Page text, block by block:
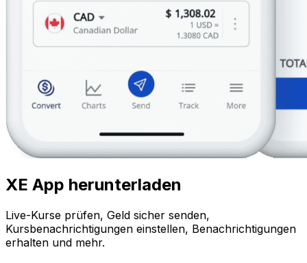
XE App herunterladen
Live-Kurse prüfen, Geld sicher senden,
Kursbenachrichtigungen einstellen, Benachrichtigungen
erhalten und mehr.